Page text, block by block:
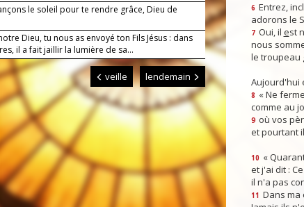
le soleil pour te rendre grâce, Dieu de
Dieu, tu nous as envoyé ton Fils Jésus : dans
il a fait jaillir la lumière de sa...
veille lendemain
6 Entrez,
adorons le
7 Oui, il est
nous
le troupeau
Aujourd'hui
8 « Ne
comme au
9 où vos
et pourtant
10 «
et j'ai dit :
il n'a pas
11 Dans ma